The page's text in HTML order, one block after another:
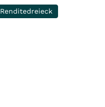
Renditedreieck